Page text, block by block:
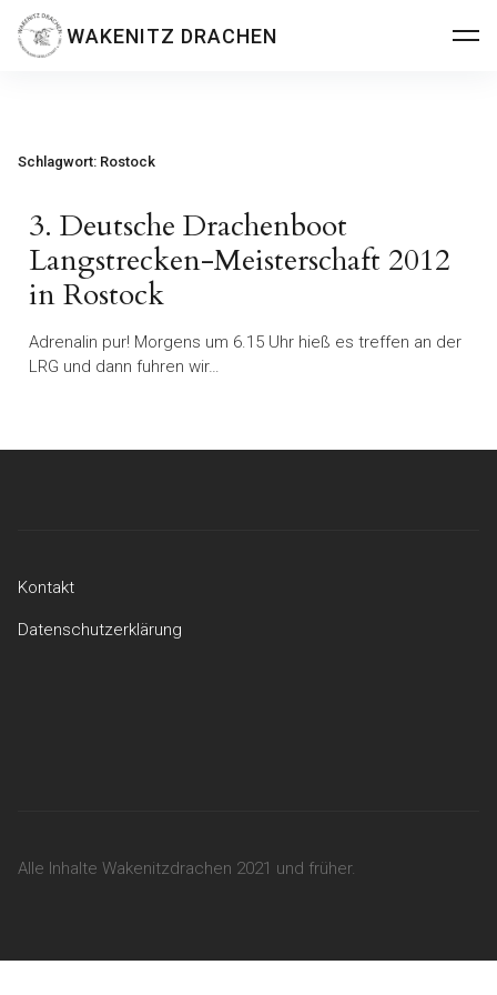
Inhalte
überspringenWAKENITZ DRACHEN
Schlagwort: Rostock
3. Deutsche Drachenboot
Langstrecken-Meisterschaft 2012
in Rostock
Adrenalin pur! Morgens um 6.15 Uhr hieß es treffen an der
LRG und dann fuhren wir…
Kontakt
Datenschutzerklärung
Alle Inhalte Wakenitzdrachen 2021 und früher.